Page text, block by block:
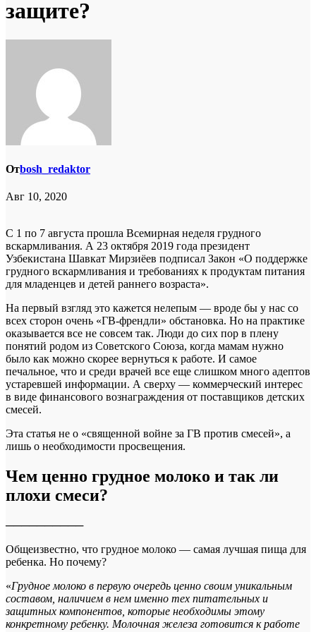
защите?
Отbosh_redaktor
Авг 10, 2020
С 1 по 7 августа прошла Всемирная неделя грудного
вскармливания. А 23 октября 2019 года президент
Узбекистана Шавкат Мирзиёев подписал Закон «О поддержке
грудного вскармливания и требованиях к продуктам питания
для младенцев и детей раннего возраста».
На первый взгляд это кажется нелепым — вроде бы у нас со
всех сторон очень «ГВ-френдли» обстановка. Но на практике
оказывается все не совсем так. Люди до сих пор в плену
понятий родом из Советского Союза, когда мамам нужно
было как можно скорее вернуться к работе. И самое
печальное, что и среди врачей все еще слишком много адептов
устаревшей информации. А сверху — коммерческий интерес
в виде финансового вознаграждения от поставщиков детских
смесей.
Эта статья не о «священной войне за ГВ против смесей», а
лишь о необходимости просвещения.
Чем ценно грудное молоко и так ли
плохи смеси?
──────────
Общеизвестно, что грудное молоко — самая лучшая пища для
ребенка. Но почему?
«Грудное молоко в первую очередь ценно своим уникальным
составом, наличием в нем именно тех питательных и
защитных компонентов, которые необходимы этому
конкретному ребенку. Молочная железа готовится к работе